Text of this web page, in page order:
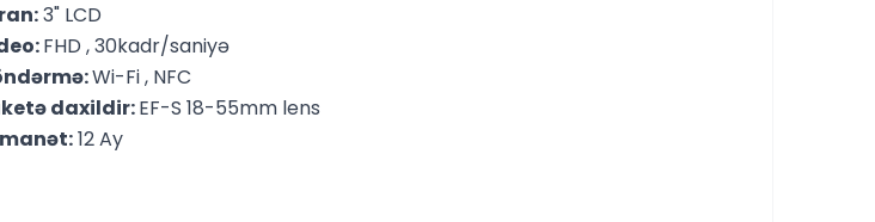
3" LCD
FHD , 30kadr/saniyə
Wi-Fi , NFC
daxildir: EF-S 18-55mm lens
12 Ay